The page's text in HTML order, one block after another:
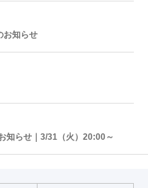
お知らせ
知らせ｜3/31（火）20:00～